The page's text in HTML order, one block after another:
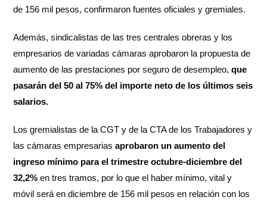
de 156 mil pesos, confirmaron fuentes oficiales y gremiales.
Además, sindicalistas de las tres centrales obreras y los
empresarios de variadas cámaras aprobaron la propuesta de
aumento de las prestaciones por seguro de desempleo,que
pasarán del 50 al 75% del importe neto de los últimos seis
salarios.
Los gremialistas de la CGT y de la CTA de los Trabajadores y
las cámaras empresariasaprobaron un aumento del
ingreso mínimo para el trimestre octubre-diciembre del
32,2%en tres tramos, por lo que el haber mínimo, vital y
móvil será en diciembre de 156 mil pesos en relación con los